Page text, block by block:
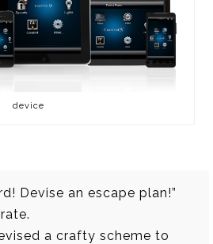
device
Devise an escape plan!”
a crafty scheme to